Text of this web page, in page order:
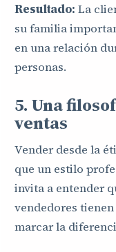
Resultado: La
su familia
en una relación
personas.
5. Una
ventas
Vender desde la
que un estilo
invita a entender
vendedores
marcar la